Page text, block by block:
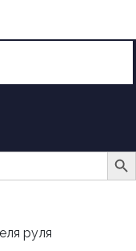
Search
руля